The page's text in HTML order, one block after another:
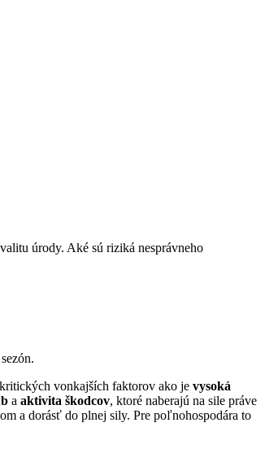
úrody. Aké sú riziká nesprávneho
vonkajších faktorov ako je vysoká
a aktivita škodcov, ktoré naberajú na sile práve
a dorásť do plnej sily. Pre poľnohospodára to